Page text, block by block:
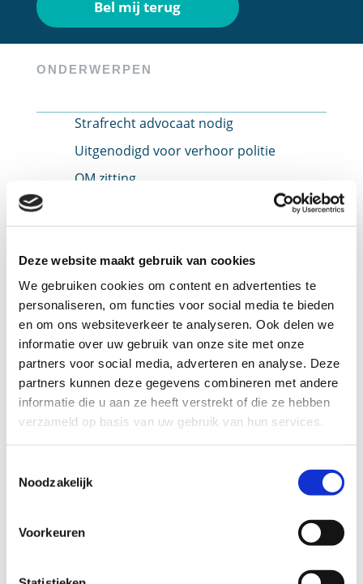
Deze website maakt gebruik van cookies
We gebruiken cookies om content en advertenties te
personaliseren, om functies voor social media te bieden
en om ons websiteverkeer te analyseren. Ook delen we
informatie over uw gebruik van onze site met onze
partners voor social media, adverteren en analyse. Deze
partners kunnen deze gegevens combineren met andere
informatie die u aan ze heeft verstrekt of die ze hebben
verzameld op basis van uw gebruik van hun services.
Noodzakelijk
Voorkeuren
ONDERWERPEN
Strafrecht advocaat nodig
Uitgenodigd voor verhoor politie
OM zitting
Rijbewijs ingevorderd door alcohol
Rijbewijs ingevorderd door drugs
Rijbewijs ingevorderd door snelheid
Jeugdstrafrecht
Verdachte in strafzaak
Dagvaarding ontvangen
Verdacht van heling
Verdacht van mishandeling